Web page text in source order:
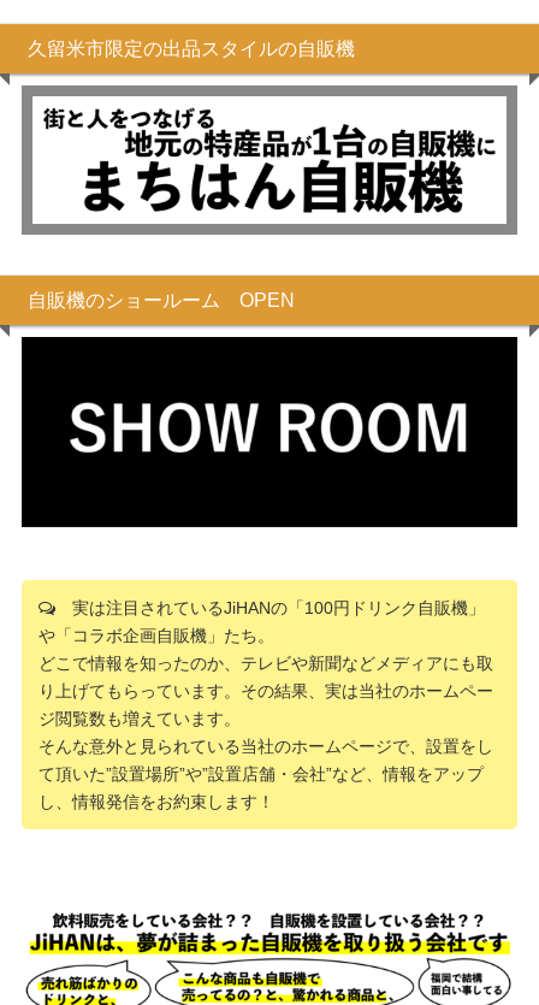
久留米市限定の出品スタイルの自販機
自販機のショールーム OPEN
実は注目されているJiHANの「100円ドリンク自販機」
や「コラボ企画自販機」たち。
どこで情報を知ったのか、テレビや新聞などメディアにも取
り上げてもらっています。その結果、実は当社のホームペー
ジ閲覧数も増えています。
そんな意外と見られている当社のホームページで、設置をし
て頂いた”設置場所”や”設置店舗・会社”など、情報をアップ
し、情報発信をお約束します！